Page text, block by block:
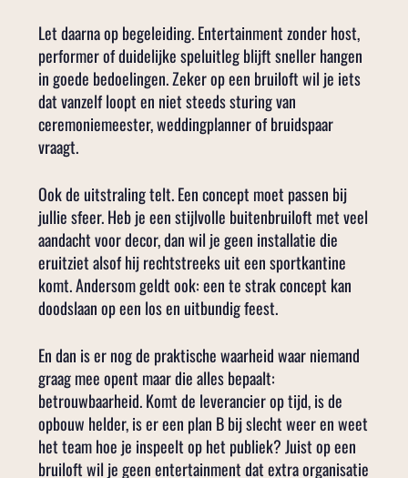
Let daarna op begeleiding. Entertainment zonder host,
performer of duidelijke speluitleg blijft sneller hangen
in goede bedoelingen. Zeker op een bruiloft wil je iets
dat vanzelf loopt en niet steeds sturing van
ceremoniemeester, weddingplanner of bruidspaar
vraagt.
Ook de uitstraling telt. Een concept moet passen bij
jullie sfeer. Heb je een stijlvolle buitenbruiloft met veel
aandacht voor decor, dan wil je geen installatie die
eruitziet alsof hij rechtstreeks uit een sportkantine
komt. Andersom geldt ook: een te strak concept kan
doodslaan op een los en uitbundig feest.
En dan is er nog de praktische waarheid waar niemand
graag mee opent maar die alles bepaalt:
betrouwbaarheid. Komt de leverancier op tijd, is de
opbouw helder, is er een plan B bij slecht weer en weet
het team hoe je inspeelt op het publiek? Juist op een
bruiloft wil je geen entertainment dat extra organisatie